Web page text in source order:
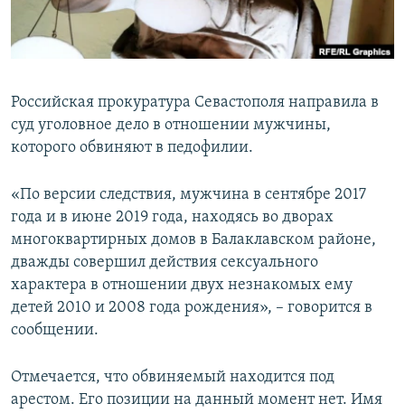
ПОБЕДИТЕЛЕЙ НЕ СУДЯТ?
КРЫМ.НЕПОКОРЕННЫЙ
УКРАИНСКАЯ ПРОБЛЕМА КРЫМА
ПРИСОЕДИНЯЙТЕСЬ!
Все сайты RFE/RL
Российская прокуратура Севастополя направила в
суд уголовное дело в отношении мужчины,
которого обвиняют в педофилии.
«По версии следствия, мужчина в сентябре 2017
года и в июне 2019 года, находясь во дворах
многоквартирных домов в Балаклавском районе,
дважды совершил действия сексуального
характера в отношении двух незнакомых ему
детей 2010 и 2008 года рождения», – говорится в
сообщении.
Отмечается, что обвиняемый находится под
арестом. Его позиции на данный момент нет. Имя